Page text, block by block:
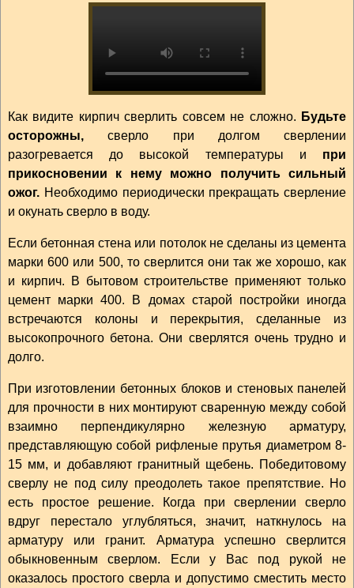
Как видите кирпич сверлить совсем не сложно. Будьте
осторожны,сверло при долгом сверлении
разогревается до высокой температуры и при
прикосновении к нему можно получить сильный
ожог.Необходимо периодически прекращать сверление
и окунать сверло в воду.
Если бетонная стена или потолок не сделаны из цемента
марки 600 или 500, то сверлится они так же хорошо, как
и кирпич. В бытовом строительстве применяют только
цемент марки 400. В домах старой постройки иногда
встречаются колоны и перекрытия, сделанные из
высокопрочного бетона. Они сверлятся очень трудно и
долго.
При изготовлении бетонных блоков и стеновых панелей
для прочности в них монтируют сваренную между собой
взаимно перпендикулярно железную арматуру,
представляющую собой рифленые прутья диаметром 8-
15 мм, и добавляют гранитный щебень. Победитовому
сверлу не под силу преодолеть такое препятствие. Но
есть простое решение. Когда при сверлении сверло
вдруг перестало углубляться, значит, наткнулось на
арматуру или гранит. Арматура успешно сверлится
обыкновенным сверлом. Если у Вас под рукой не
оказалось простого сверла и допустимо сместить место